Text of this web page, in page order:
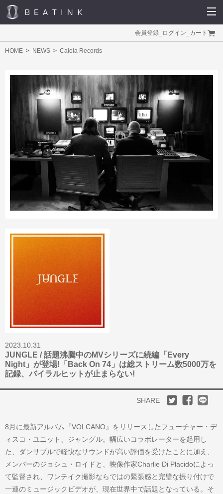
会員登録 ログイン カート
HOME NEWS Caiola Records
2023.10.31
JUNGLE / 話題沸騰中のMVシリーズに続編「Every
Night」が登場!「Back On 74」は総ストリーム数5000万を
記録、バイラルヒットが止まらない!
SHARE
8月に最新アルバム『VOLCANO』をリリースしたフューチャー・デ
ィスコ・ユニット、ジャングル。幅広いコラボレーターを起用し
た、ダンサブルで軽快なサウンドが高い評価を受けたことに加え、
メンバーのジョシュ・ロイドと、映像作家Charlie Di Placidoによっ
て監督され、ワンテイク撮影ならではの緊張感と完璧な振り付けで
一連のミュージックビデオが、現在世界中で話題となっている。そ